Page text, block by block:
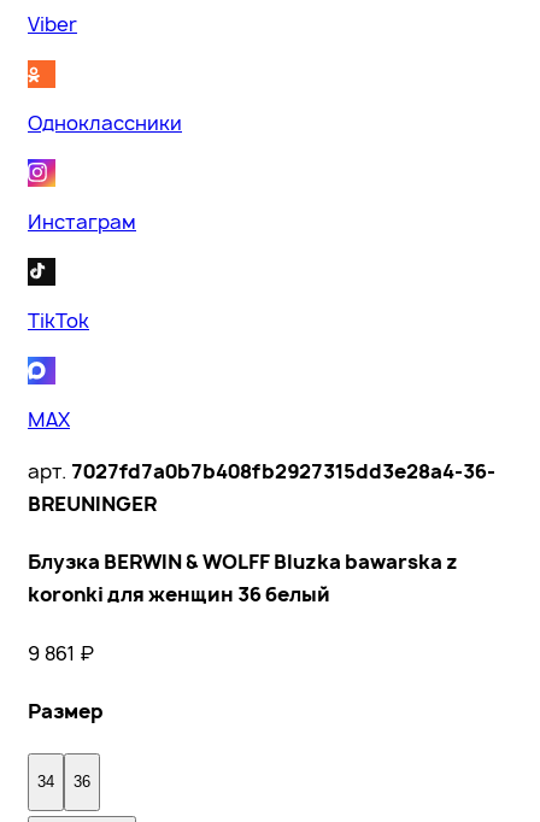
Viber
Одноклассники
Инстаграм
TikTok
MAX
арт. 7027fd7a0b7b408fb2927315dd3e28a4-36-
BREUNINGER
Блузка BERWIN & WOLFF Bluzka bawarska z
koronki для женщин 36 белый
9 861 ₽
Размер
34 36